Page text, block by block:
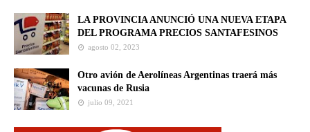
LA PROVINCIA ANUNCIÓ UNA NUEVA ETAPA
DEL PROGRAMA PRECIOS SANTAFESINOS
agosto 02, 2023
Otro avión de Aerolíneas Argentinas traerá más
vacunas de Rusia
julio 09, 2021